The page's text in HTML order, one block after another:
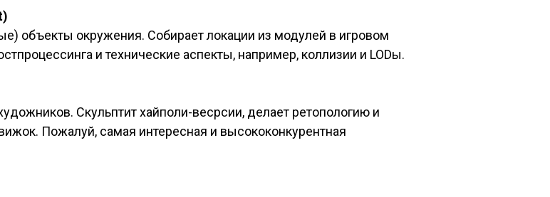
объекты окружения. Собирает локации из модулей в игровом
и технические аспекты, например, коллизии и LODы.
Скульптит хайполи-весрсии, делает ретопологию и
Пожалуй, самая интересная и высококонкурентная